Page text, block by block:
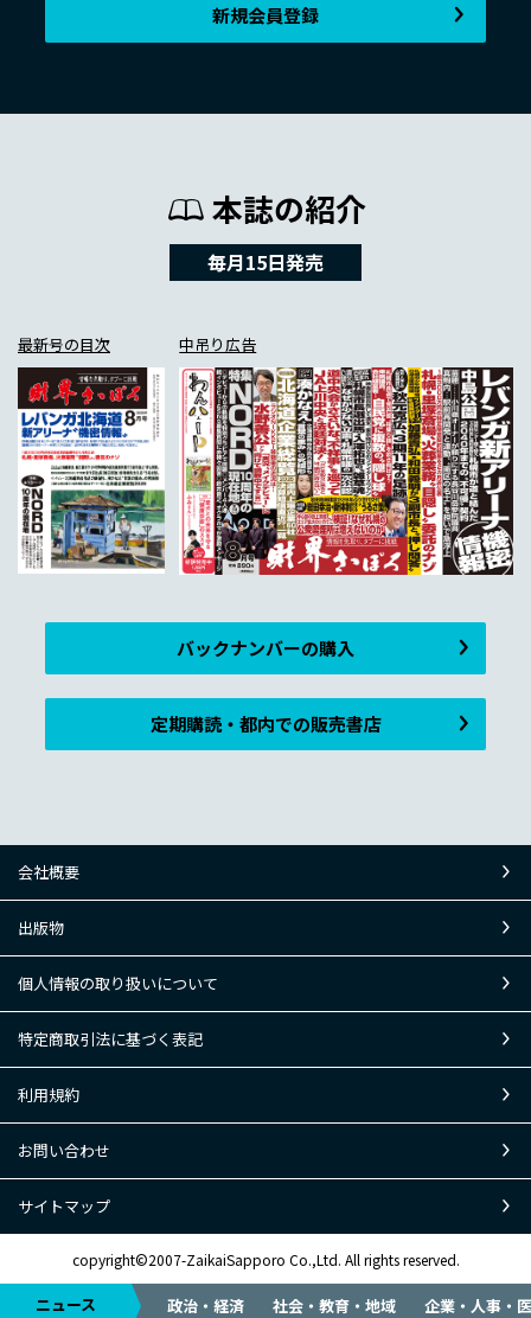
ニュース 政治・経済 社会・教育・地域 企業・人事・
新規会員登録
本誌の紹介
毎月15日発売
最新号の目次 中吊り広告
バックナンバーの購入
定期購読・都内での販売書店
会社概要
出版物
個人情報の取り扱いについて
特定商取引法に基づく表記
利用規約
お問い合わせ
サイトマップ
copyright©2007-ZaikaiSapporo Co.,Ltd. All rights reserved.